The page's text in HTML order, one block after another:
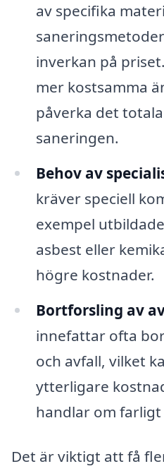
av specifika
inverkan på
mer kostsamma
påverka det
saneringen.
Behov av
kräver speciell
exempel
asbest eller
högre kostnader.
Bortforsling av
innefattar ofta
och avfall, vilket
ytterligare
handlar om farligt
Det är viktigt att få